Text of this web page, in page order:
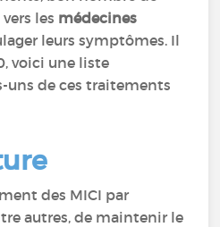
les médecines
leurs symptômes. Il
voici une liste
uns de ces traitements
des MICI par
autres, de maintenir le